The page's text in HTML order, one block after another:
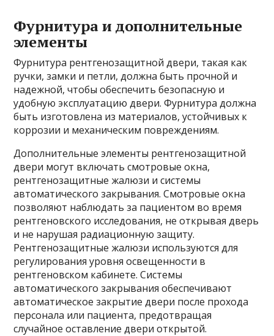
Фурнитура и дополнительные
элементы
Фурнитура рентгенозащитной двери, такая как
ручки, замки и петли, должна быть прочной и
надежной, чтобы обеспечить безопасную и
удобную эксплуатацию двери. Фурнитура должна
быть изготовлена из материалов, устойчивых к
коррозии и механическим повреждениям.
Дополнительные элементы рентгенозащитной
двери могут включать смотровые окна,
рентгенозащитные жалюзи и системы
автоматического закрывания. Смотровые окна
позволяют наблюдать за пациентом во время
рентгеновского исследования, не открывая дверь
и не нарушая радиационную защиту.
Рентгенозащитные жалюзи используются для
регулирования уровня освещенности в
рентгеновском кабинете. Системы
автоматического закрывания обеспечивают
автоматическое закрытие двери после прохода
персонала или пациента, предотвращая
случайное оставление двери открытой.